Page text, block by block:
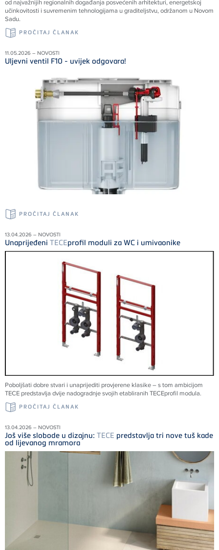
od najvažnijih regionalnih događanja posvećenih arhitekturi, energetskoj
učinkovitosti i suvremenim tehnologijama u graditeljstvu, održanom u Novom
Sadu.
PROČITAJ ČLANAK
11.05.2026 – NOVOSTI
Uljevni ventil F10 - uvijek odgovara!
PROČITAJ ČLANAK
13.04.2026 – NOVOSTI
Unaprijeđeni TECEprofil moduli za WC i umivaonike
Poboljšati dobre stvari i unaprijediti provjerene klasike – s tom ambicijom
TECE predstavlja dvije nadogradnje svojih etabliranihTECEprofil modula.
PROČITAJ ČLANAK
13.04.2026 – NOVOSTI
Još više slobode u dizajnu: TECE predstavlja tri nove tuš kade
od lijevanog mramora